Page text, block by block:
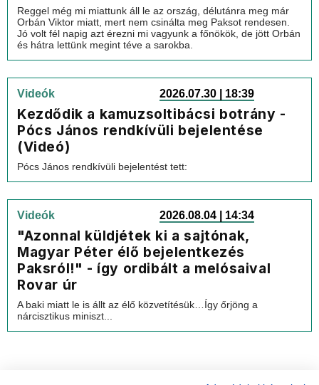
Reggel még mi miattunk áll le az ország, délutánra meg már
Orbán Viktor miatt, mert nem csinálta meg Paksot rendesen.
Jó volt fél napig azt érezni mi vagyunk a főnökök, de jött Orbán
és hátra lettünk megint téve a sarokba.
Videók 2026.07.30 | 18:39
Kezdődik a kamuzsoltibácsi botrány -
Pócs János rendkívüli bejelentése
(Videó)
Pócs János rendkívüli bejelentést tett:
Videók 2026.08.04 | 14:34
"Azonnal küldjétek ki a sajtónak,
Magyar Péter élő bejelentkezés
Paksról!" - így ordibált a melósaival
Rovar úr
A baki miatt le is állt az élő közvetítésük…Így őrjöng a
nárcisztikus miniszt...